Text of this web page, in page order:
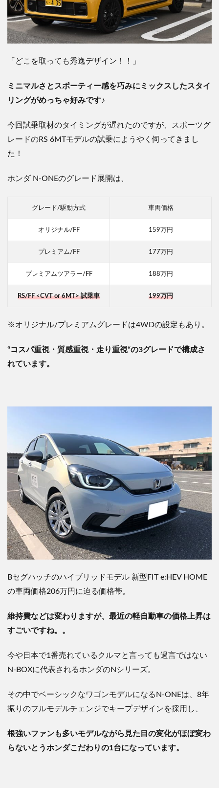
「どこを取っても秀逸デザイン！！」
ミニマルさとスポーティー感を巧みにミックスしたスタイ
リングがめっちゃ好みです♪
今回試乗取材のタイミングが遅れたのですが、スポーツグ
レードのRS 6MTモデルの試乗にようやく伺ってきまし
た！
ホンダ N-ONEのグレード展開は、
グレード/駆動方式 車両価格
オリジナル/FF 159万円
プレミアム/FF 177万円
プレミアムツアラー/FF 188万円
RS/FF <CVT or 6MT> 試乗車 199万円
※オリジナル/プレミアムグレードは4WDの設定もあり。
“コスパ重視・質感重視・走り重視“の3グレードで構成さ
れています。
Bセグハッチのハイブリッドモデル 新型 FIT e:HEV HOME
の車両価格206万円に迫る価格帯。
維持費などは変わりますが、最近の軽自動車の価格上昇は
すごいですね。。
今や日本で1番売れているクルマと言っても過言ではない
N-BOXに代表されるホンダのN シリーズ。
その中でベーシックなワゴンモデルになる N-ONEは、 8年
振りのフルモデルチェンジでキープデザインを採用し、
根強いファンも多いモデルながら見た目の変化がほぼ変わ
らないとうホンダこだわりの1台になっています。